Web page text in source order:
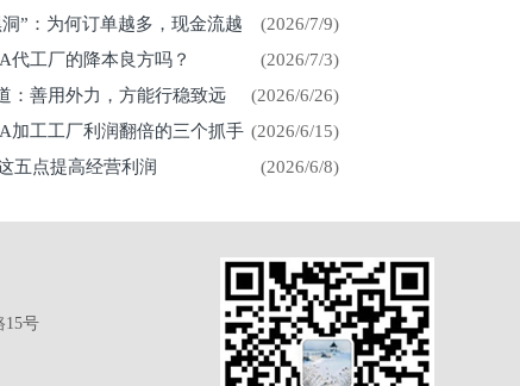
(2026/7/9)
”：为何订单越多，现金流越
(2026/7/3)
代工厂的降本良方吗？
(2026/6/26)
：善用外力，方能行稳致远
(2026/6/15)
工工厂利润翻倍的三个抓手
(2026/6/8)
五点提高经营利润
15号